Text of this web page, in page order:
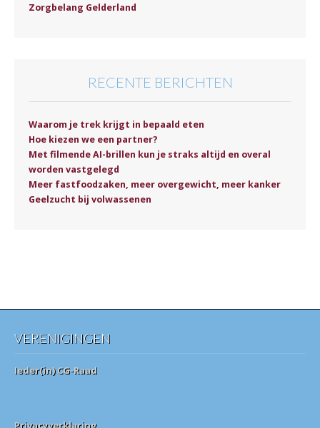
Zorgbelang Gelderland
RECENTE BERICHTEN
Waarom je trek krijgt in bepaald eten
Hoe kiezen we een partner?
Met filmende AI-brillen kun je straks altijd en overal
worden vastgelegd
Meer fastfoodzaken, meer overgewicht, meer kanker
Geelzucht bij volwassenen
VERENIGINGEN
Ieder(in) CG-Raad
Privacyverklaring